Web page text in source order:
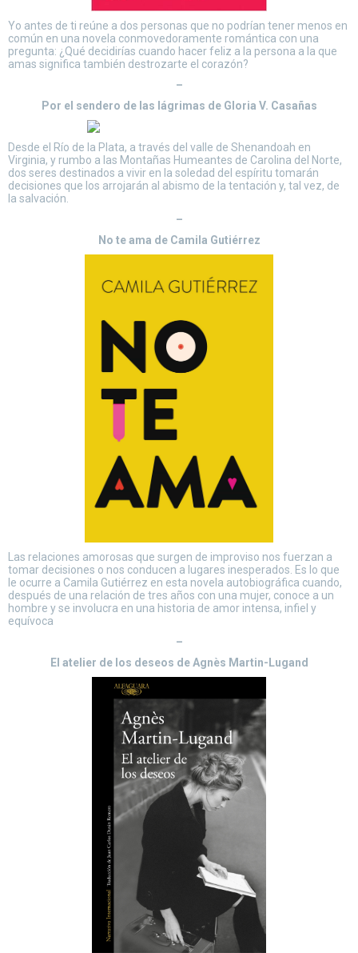
Yo antes de ti reúne a dos personas que no podrían tener menos en
común en una novela conmovedoramente romántica con una
pregunta: ¿Qué decidirías cuando hacer feliz a la persona a la que
amas significa también destrozarte el corazón?
–
Por el sendero de las lágrimas de Gloria V. Casañas
Desde el Río de la Plata, a través del valle de Shenandoah en
Virginia, y rumbo a las Montañas Humeantes de Carolina del Norte,
dos seres destinados a vivir en la soledad del espíritu tomarán
decisiones que los arrojarán al abismo de la tentación y, tal vez, de
la salvación.
–
No te ama de Camila Gutiérrez
Las relaciones amorosas que surgen de improviso nos fuerzan a
tomar decisiones o nos conducen a lugares inesperados. Es lo que
le ocurre a Camila Gutiérrez en esta novela autobiográfica cuando,
después de una relación de tres años con una mujer, conoce a un
hombre y se involucra en una historia de amor intensa, infiel y
equívoca
–
El atelier de los deseos de Agnès Martin-Lugand